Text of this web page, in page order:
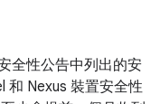
全性公告中列出的安
和 Nexus 裝置安全性